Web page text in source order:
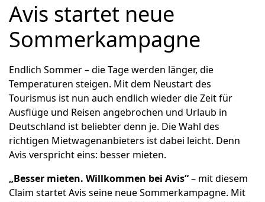
Avis startet neue
Sommerkampagne
Endlich Sommer – die Tage werden länger, die
Temperaturen steigen. Mit dem Neustart des
Tourismus ist nun auch endlich wieder die Zeit für
Ausflüge und Reisen angebrochen und Urlaub in
Deutschland ist beliebter denn je. Die Wahl des
richtigen Mietwagenanbieters ist dabei leicht. Denn
Avis verspricht eins: besser mieten.
„Besser mieten. Willkommen bei Avis“– mit diesem
Claim startet Avis seine neue Sommerkampagne. Mit